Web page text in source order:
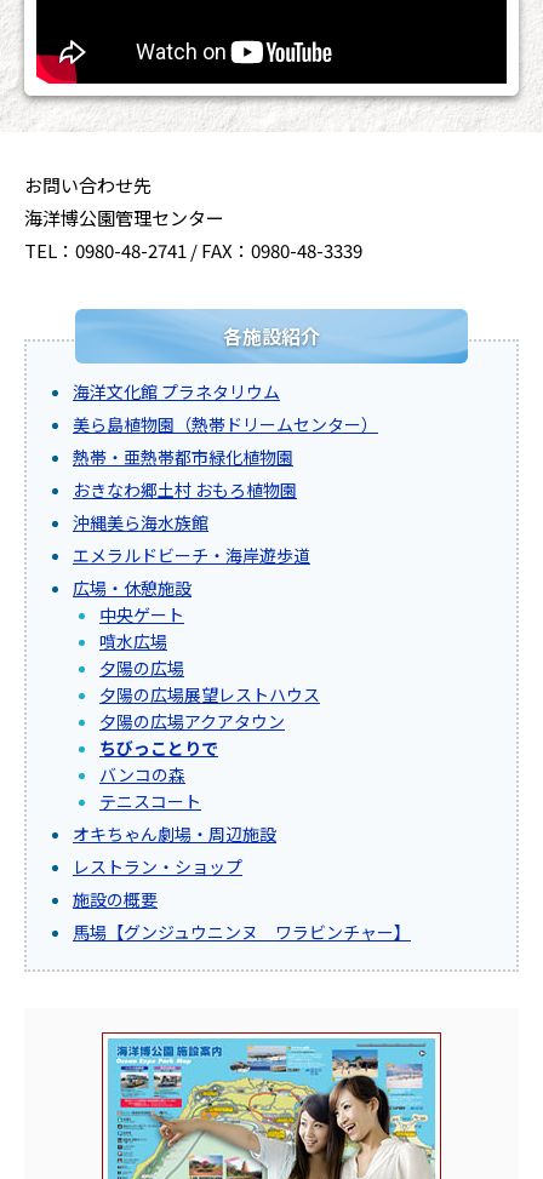
お問い合わせ先
海洋博公園管理センター
TEL：0980-48-2741 / FAX：0980-48-3339
各施設紹介
海洋文化館 プラネタリウム
美ら島植物園（熱帯ドリームセンター）
熱帯・亜熱帯都市緑化植物園
おきなわ郷土村 おもろ植物園
沖縄美ら海水族館
エメラルドビーチ・海岸遊歩道
広場・休憩施設
中央ゲート
噴水広場
夕陽の広場
夕陽の広場展望レストハウス
夕陽の広場アクアタウン
ちびっことりで
バンコの森
テニスコート
オキちゃん劇場・周辺施設
レストラン・ショップ
施設の概要
馬場【グンジュウニンヌ ワラビンチャー】